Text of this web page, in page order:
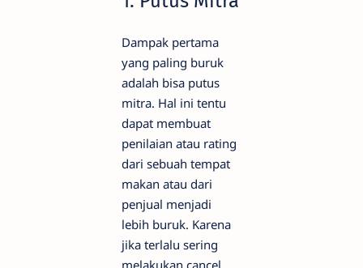
Dampak pertama
yang paling buruk
adalah bisa putus
mitra. Hal ini tentu
dapat membuat
penilaian atau rating
dari sebuah tempat
makan atau dari
penjual menjadi
lebih buruk. Karena
jika terlalu sering